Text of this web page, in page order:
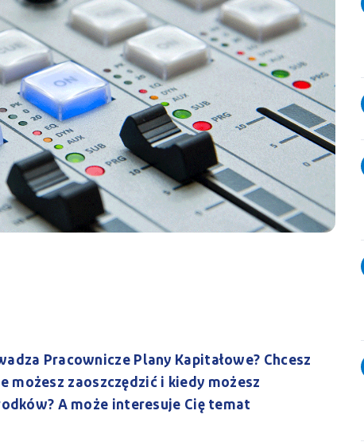
Pracownicze Plany Kapitałowe? Chcesz
możesz zaoszczędzić i kiedy możesz
A może interesuje Cię temat